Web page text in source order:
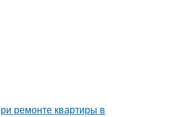
ремонте квартиры в